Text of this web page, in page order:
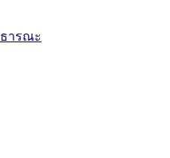
ารณะ